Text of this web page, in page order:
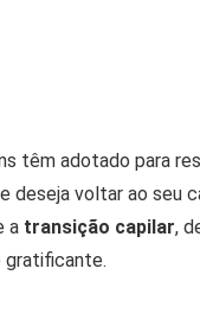
têm adotado para
deseja voltar ao seu
a transição capilar,
gratificante.